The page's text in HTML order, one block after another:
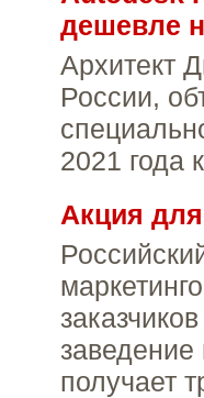
дешевле
Архитект
России,
2021 года
Акция
заведение
получает